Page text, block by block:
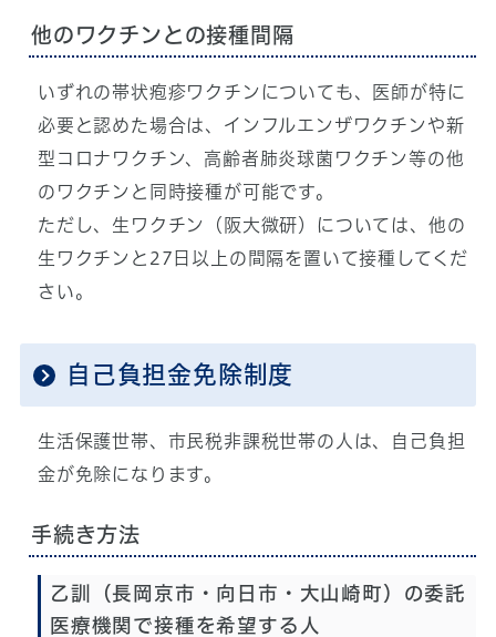
他のワクチンとの接種間隔
いずれの帯状疱疹ワクチンについても、医師が特に
必要と認めた場合は、インフルエンザワクチンや新
型コロナワクチン、高齢者肺炎球菌ワクチン等の他
のワクチンと同時接種が可能です。
ただし、生ワクチン（阪大微研）については、他の
生ワクチンと27日以上の間隔を置いて接種してくだ
さい。
自己負担金免除制度
生活保護世帯、市民税非課税世帯の人は、自己負担
金が免除になります。
手続き方法
乙訓（長岡京市・向日市・大山崎町）の委託
医療機関で接種を希望する人